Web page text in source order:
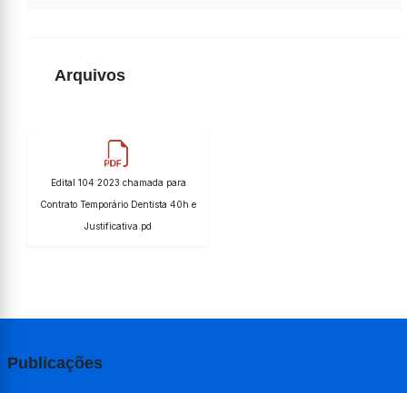
Arquivos
Edital 104 2023 chamada para
Contrato Temporário Dentista 40h e
Justificativa.pd
Publicações